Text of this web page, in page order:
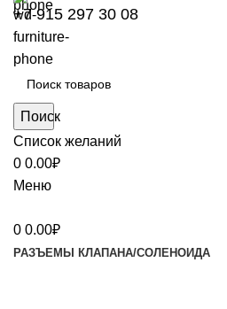
+7 915 297 30 08
Поиск
Список желаний
0 0.00₽
Меню
0 0.00₽
РАЗЪЕМЫ КЛАПАНА/СОЛЕНОИДА